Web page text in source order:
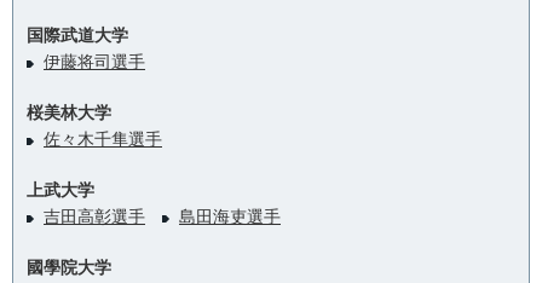
国際武道大学
伊藤将司選手
桜美林大学
佐々木千隼選手
上武大学
吉田高彰選手
島田海吏選手
國學院大学